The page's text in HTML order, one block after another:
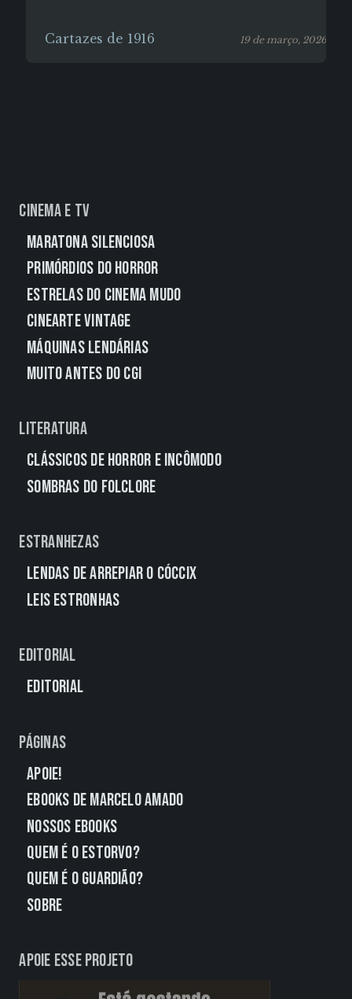
Cartazes de 1916 19 de março, 2026
Cinema e TV
Maratona Silenciosa
Primórdios do Horror
Estrelas do Cinema Mudo
CineArte Vintage
Máquinas Lendárias
Muito Antes do CGI
Literatura
Clássicos de Horror e Incômodo
Sombras do Folclore
Estranhezas
Lendas de Arrepiar o Cóccix
Leis Estronhas
Editorial
Editorial
Páginas
Apoie!
eBooks de Marcelo Amado
Nossos eBooks
Quem É o Estorvo?
Quem É o Guardião?
Sobre
Apoie esse projeto